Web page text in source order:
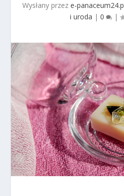
Wysłany przez e-
i uroda | 0 |